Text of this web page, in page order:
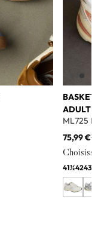
ADULTE
ML725
75,99 €
41½4243